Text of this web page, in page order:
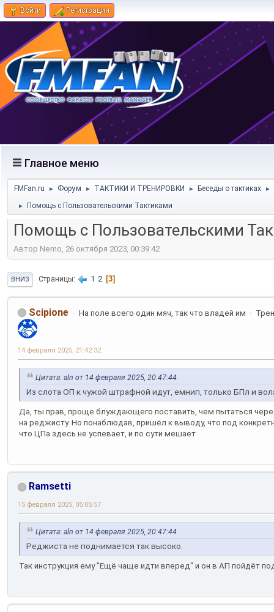
Войти Регистрация
Главное меню
FMFan.ru ► Форум ► ТАКТИКИ И ТРЕНИРОВКИ ► Беседы о тактиках ►
► Помощь с Пользовательскими Тактиками
Помощь с Пользовательскими
Автор Nemo, 26 октября 2023, 00:39:42
ВНИЗ Страницы 1 2 3
Scipione На поле всего один мяч, так что владей им
14 февраля 2025, 21:42:32
Цитата: aln от 14 февраля 2025, 20:47:44
Из слота ОП к чужой штрафной идут, емнип, только БПл и
Да, ты прав, проще блуждающего поставить, чем пытаться
на реджисту. Но понаблюдав, пришёл к выводу, что под
что ЦПа здесь не успевает, и по сути мешает
Ramsetti
15 февраля 2025, 05:05:57
Цитата: aln от 14 февраля 2025, 20:47:44
Реджиста не поднимается так высоко.
Так инструкция ему "Ещё чаще идти вперед" и он в АП пойдёт